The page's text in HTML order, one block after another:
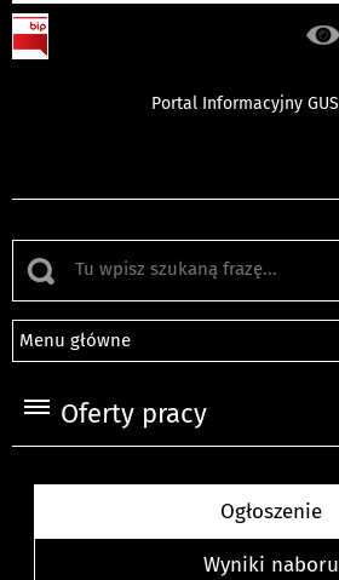
Portal Informacyjny GUS
Menu główne
Oferty pracy
Ogłoszenie
Wyniki naboru